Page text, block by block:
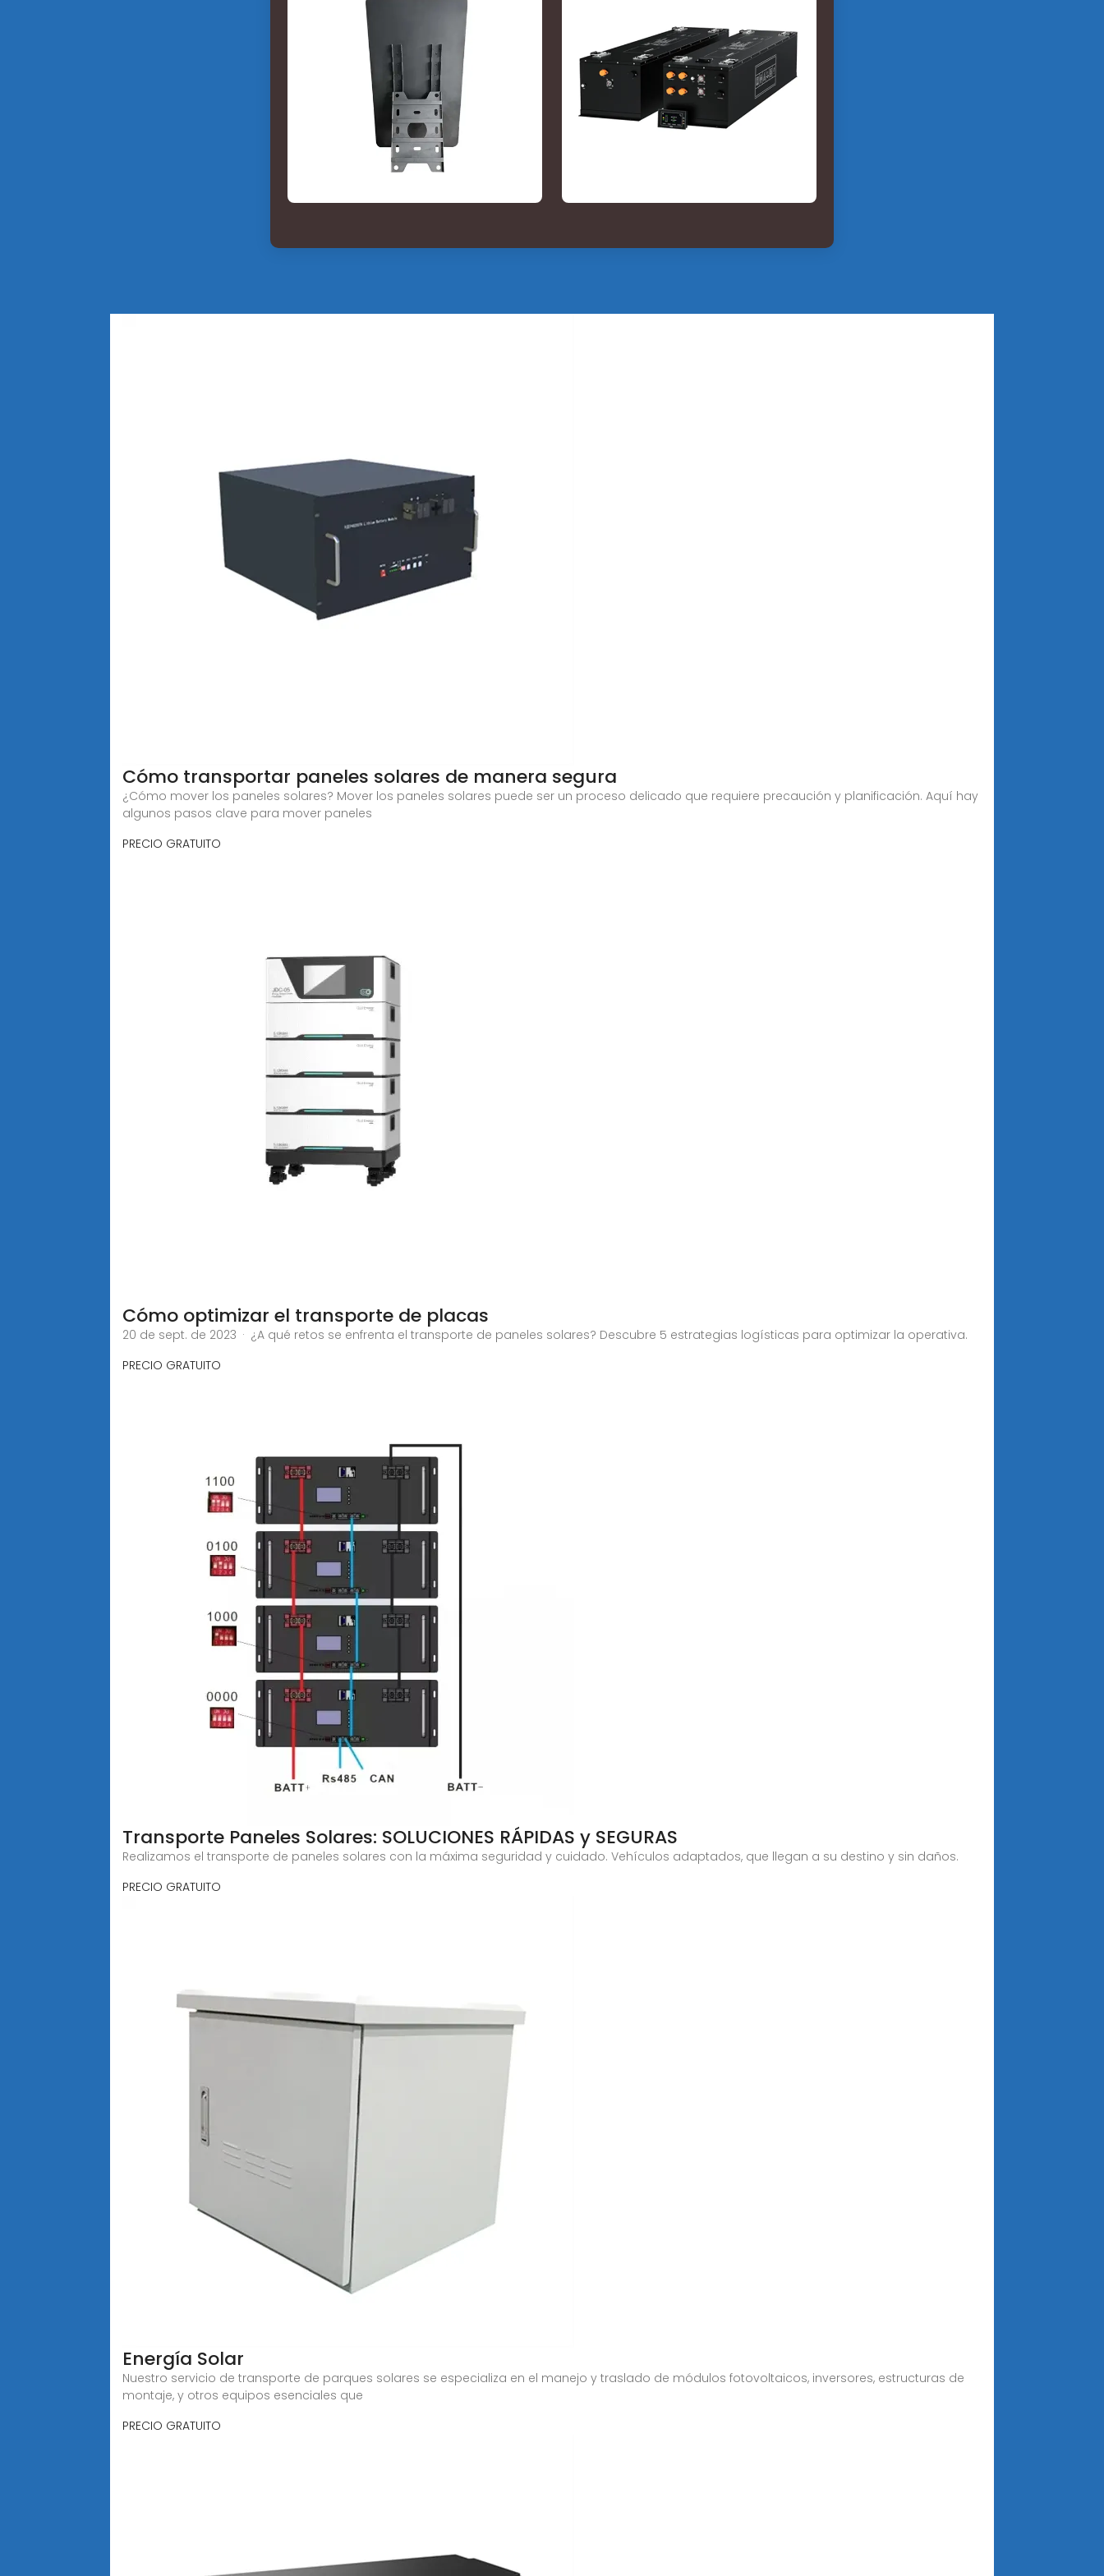
Cómo transportar paneles solares de manera segura
¿Cómo mover los paneles solares? Mover los paneles solares puede ser un proceso delicado que requiere precaución y planificación. Aquí hay
algunos pasos clave para mover paneles
PRECIO GRATUITO
Cómo optimizar el transporte de placas
20 de sept. de 2023 · ¿A qué retos se enfrenta el transporte de paneles solares? Descubre 5 estrategias logísticas para optimizar la operativa.
PRECIO GRATUITO
Transporte Paneles Solares: SOLUCIONES RÁPIDAS y SEGURAS
Realizamos el transporte de paneles solares con la máxima seguridad y cuidado. Vehículos adaptados, que llegan a su destino y sin daños.
PRECIO GRATUITO
Energía Solar
Nuestro servicio de transporte de parques solares se especializa en el manejo y traslado de módulos fotovoltaicos, inversores, estructuras de
montaje, y otros equipos esenciales que
PRECIO GRATUITO